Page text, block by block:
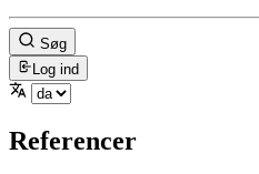
Søg
Log ind
Referencer